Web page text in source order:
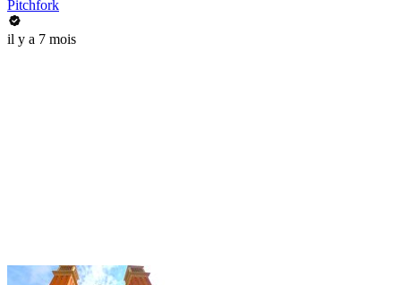
Pitchfork
il y a 7 mois